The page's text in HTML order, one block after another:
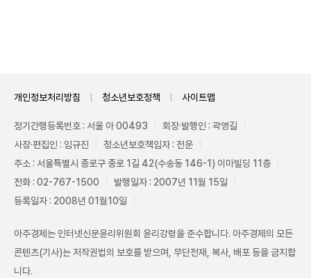
개인정보처리방침 청소년보호정책 사이트맵
정기간행등록번호 : 서울 아 00493
회장·발행인 : 곽영길
사장·편집인 : 임규진
청소년보호책임자 : 전운
주소 : 서울특별시 종로구 종로 1길 42(수송동 146-1) 이마빌딩 11층
전화 : 02-767-1500
발행일자 : 2007년 11월 15일
등록일자 : 2008년 01월10일
아주경제는 인터넷신문윤리위원회 윤리강령을 준수합니다. 아주경제의 모든
콘텐츠(기사)는 저작권법의 보호를 받으며, 무단전재, 복사, 배포 등을 금지합
니다.